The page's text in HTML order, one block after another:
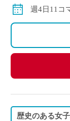
交通費別途
週4日11コ
歴史のある女